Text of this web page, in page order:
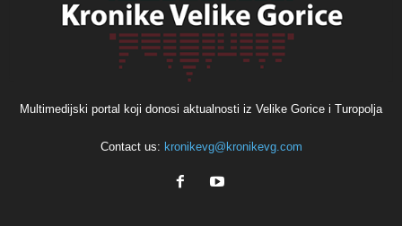
Multimedijski portal koji donosi aktualnosti iz Velike Gorice i Turopolja
Contact us: kronikevg@kronikevg.com